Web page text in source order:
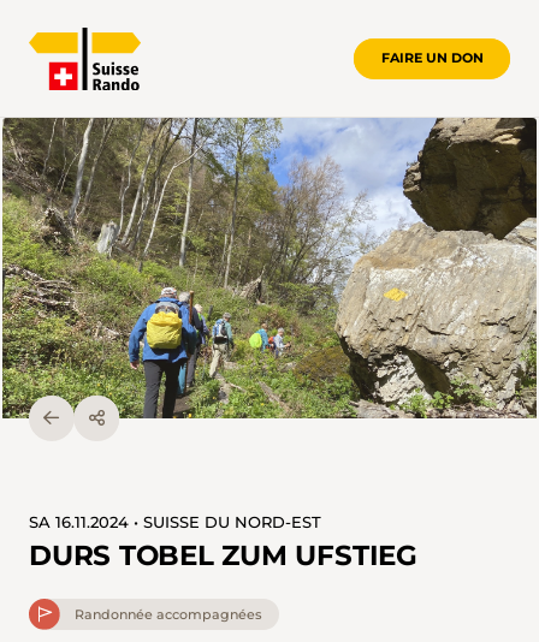
FAIRE UN DON
SA 16.11.2024 • SUISSE DU NORD-EST
DURS TOBEL ZUM UFSTIEG
Randonnée accompagnées